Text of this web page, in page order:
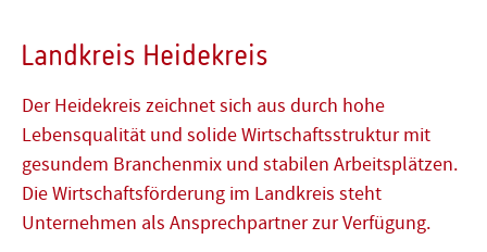
Landkreis Heidekreis
Der Heidekreis zeichnet sich aus durch hohe
Lebensqualität und solide Wirtschaftsstruktur mit
gesundem Branchenmix und stabilen Arbeitsplätzen.
Die Wirtschaftsförderung im Landkreis steht
Unternehmen als Ansprechpartner zur Verfügung.